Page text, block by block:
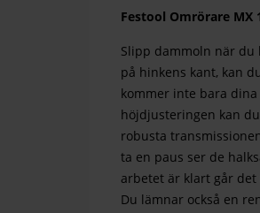
Festool Omrörare MX
Slipp dammoln när du
på hinkens kant, kan
kommer inte bara
höjdjusteringen kan
robusta
ta en paus ser de
arbetet är klart går
Du lämnar också en